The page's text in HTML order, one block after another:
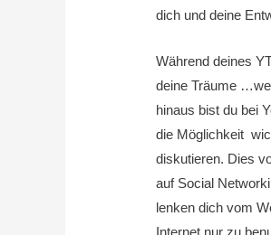
dich und deine
Während deines
deine Träume
hinaus bist du bei
die Möglichkeit
diskutieren. Dies
auf Social
lenken dich vom
Internet nur zu